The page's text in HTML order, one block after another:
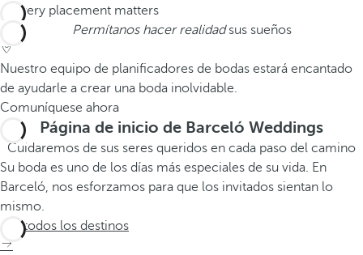
Permítanos hacer realidadsus sueños
Nuestro equipo de planificadores de bodas estará encantado
de ayudarle a crear una boda inolvidable.
Comuníquese ahora
Página de inicio de Barceló Weddings
Cuidaremos de sus seres queridos en cada paso del camino
Su boda es uno de los días más especiales de su vida. En
Barceló, nos esforzamos para que los invitados sientan lo
mismo.
Ver todos los destinos